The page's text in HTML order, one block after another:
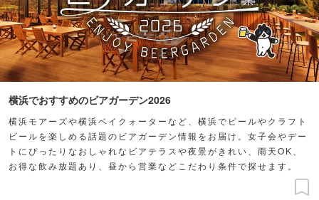
横浜でおすすめのビアガーデン2026
横浜モアーズや横浜ベイクォーターなど、横浜でビールやクラフト
ビールを楽しめる話題のビアガーデン情報をお届け。女子会やデー
トにぴったりなおしゃれなビアテラスや夜景がきれい、雨天OK、
お得な飲み放題あり、昼から営業などこだわり条件で探せます。